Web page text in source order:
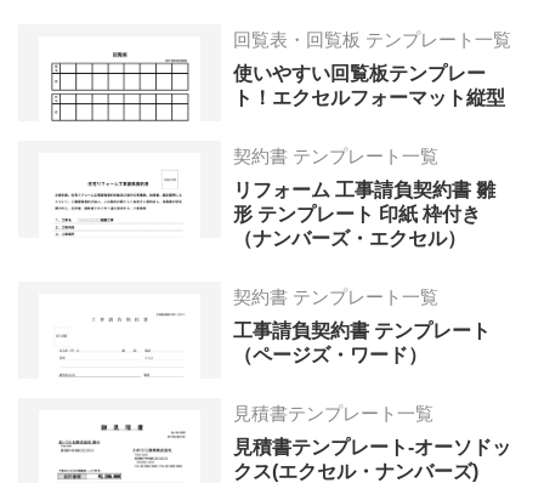
回覧表・回覧板 テンプレート一覧
使いやすい回覧板テンプレー
ト！エクセルフォーマット縦型
契約書 テンプレート一覧
リフォーム 工事請負契約書 雛
形 テンプレート 印紙 枠付き
（ナンバーズ・エクセル）
契約書 テンプレート一覧
工事請負契約書 テンプレート
（ページズ・ワード）
見積書テンプレート一覧
見積書テンプレート-オーソドッ
クス(エクセル・ナンバーズ)